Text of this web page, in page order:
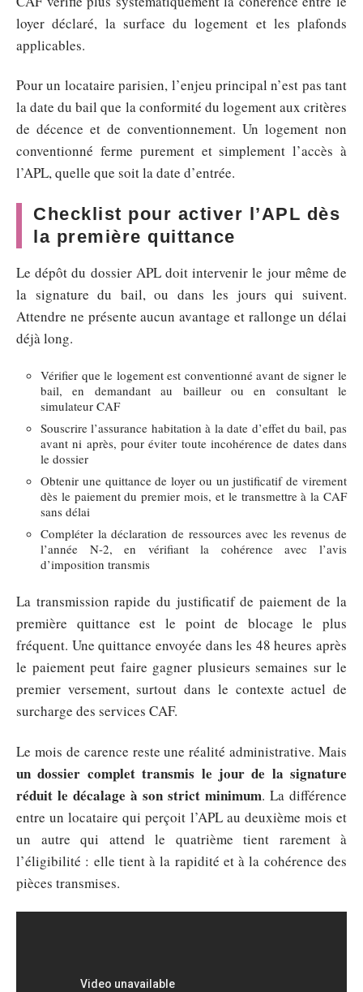
loyer déclaré, la surface du logement et les plafonds
applicables.
Pour un locataire parisien, l’enjeu principal n’est pas tant
la date du bail que la conformité du logement aux critères
de décence et de conventionnement. Un logement non
conventionné ferme purement et simplement l’accès à
l’APL, quelle que soit la date d’entrée.
Checklist pour activer l’APL dès
la première quittance
Le dépôt du dossier APL doit intervenir le jour même de
la signature du bail, ou dans les jours qui suivent.
Attendre ne présente aucun avantage et rallonge un délai
déjà long.
Vérifier que le logement est conventionné avant de signer le
bail, en demandant au bailleur ou en consultant le
simulateur CAF
Souscrire l’assurance habitation à la date d’effet du bail, pas
avant ni après, pour éviter toute incohérence de dates dans
le dossier
Obtenir une quittance de loyer ou un justificatif de virement
dès le paiement du premier mois, et le transmettre à la CAF
sans délai
Compléter la déclaration de ressources avec les revenus de
l’année N-2, en vérifiant la cohérence avec l’avis
d’imposition transmis
La transmission rapide du justificatif de paiement de la
première quittance est le point de blocage le plus
fréquent. Une quittance envoyée dans les 48 heures après
le paiement peut faire gagner plusieurs semaines sur le
premier versement, surtout dans le contexte actuel de
surcharge des services CAF.
Le mois de carence reste une réalité administrative. Mais
un dossier complet transmis le jour de la signature
réduit le décalage à son strict minimum. La différence
entre un locataire qui perçoit l’APL au deuxième mois et
un autre qui attend le quatrième tient rarement à
l’éligibilité : elle tient à la rapidité et à la cohérence des
pièces transmises.